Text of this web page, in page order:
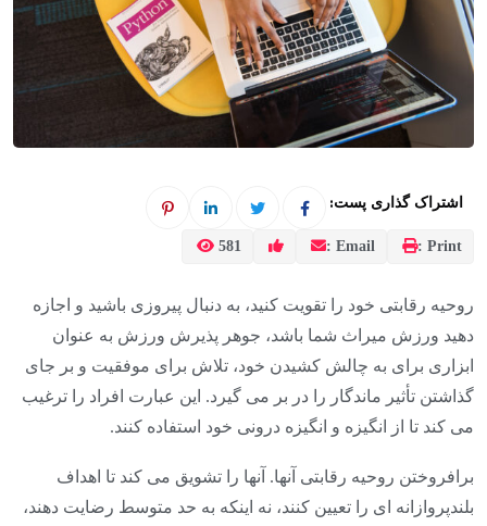
اشتراک گذاری پست:
Print :
Email :
581
روحیه رقابتی خود را تقویت کنید، به دنبال پیروزی باشید و اجازه
دهید ورزش میراث شما باشد، جوهر پذیرش ورزش به عنوان
ابزاری برای به چالش کشیدن خود، تلاش برای موفقیت و بر جای
گذاشتن تأثیر ماندگار را در بر می گیرد. این عبارت افراد را ترغیب
می کند تا از انگیزه و انگیزه درونی خود استفاده کنند.
برافروختن روحیه رقابتی آنها. آنها را تشویق می کند تا اهداف
بلندپروازانه ای را تعیین کنند، نه اینکه به حد متوسط ​​رضایت دهند،